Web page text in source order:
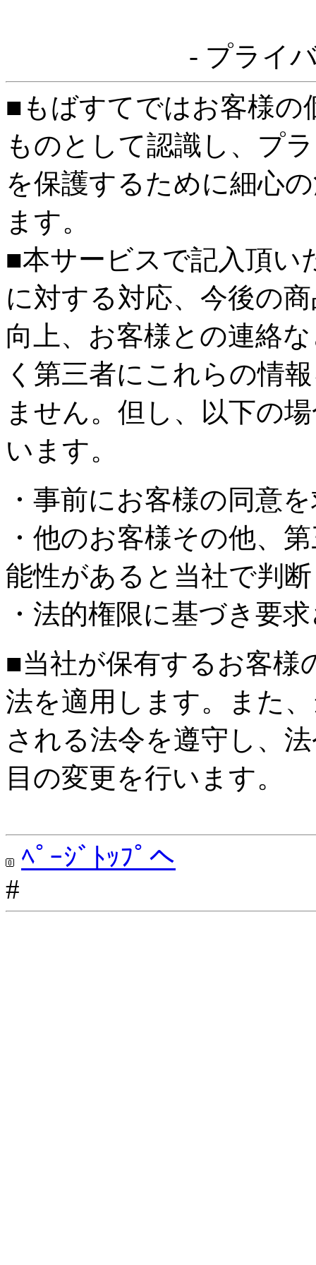
- プライ
■もばすてではお客様の
ものとして認識し、プ
を保護するために細心
ます。
■本サービスで記入頂い
に対する対応、今後の
向上、お客様との連絡
く第三者にこれらの情
ません。但し、以下の
います。
・事前にお客様の同意
・他のお客様その他、
能性があると当社で判
・法的権限に基づき要
■当社が保有するお客様
法を適用します。また
される法令を遵守し、
目の変更を行います。
ﾍﾟｰｼﾞﾄｯﾌﾟへ
#